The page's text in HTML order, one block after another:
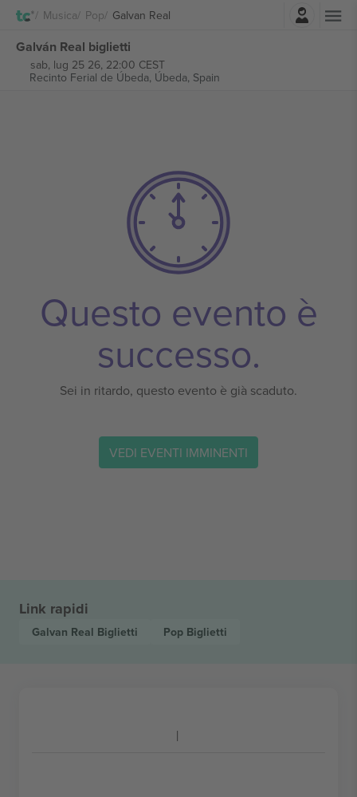
Musica Pop Galvan Real
Galván Real biglietti
sab, lug 25 26, 22:00 CEST
Recinto Ferial de Úbeda, Úbeda, Spain
Questo evento è
successo.
Sei in ritardo, questo evento è già scaduto.
VEDI EVENTI IMMINENTI
Link rapidi
Galvan Real Biglietti Pop Biglietti